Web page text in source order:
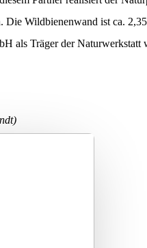
Wildbienenwand ist ca.
als Träger der